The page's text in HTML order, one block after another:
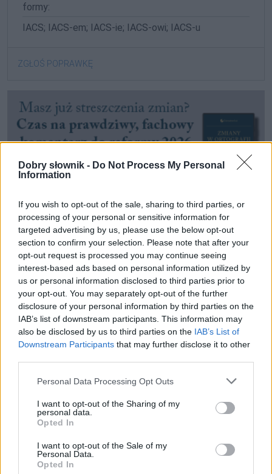
Dobry słownik - Do Not Process My Personal
Information
If you wish to opt-out of the sale, sharing to third parties, or
processing of your personal or sensitive information for
targeted advertising by us, please use the below opt-out
section to confirm your selection. Please note that after your
opt-out request is processed you may continue seeing
interest-based ads based on personal information utilized by
us or personal information disclosed to third parties prior to
your opt-out. You may separately opt-out of the further
disclosure of your personal information by third parties on the
IAB’s list of downstream participants. This information may
also be disclosed by us to third parties on the IAB’s List of
Downstream Participants that may further disclose it to other
Please note that this website/app uses one or more Google
not limited to your visit or usage behaviour. You may click to
grant or deny consent to Google and its third-party tags to
use your data for below specified purposes in below Google
consent section.
Personal Data Processing Opt Outs
I want to opt-out of the Sharing of my
personal data.
Opted In
I want to opt-out of the Sale of my
Personal Data.
Opted In
formy:
IACS; IACS-em; IACS-ie; IACS-owi; IACS-u
ZGŁOŚ POPRAWKĘ
Pozostały wątpliwości? Brakuje czegoś w haśle?
Zobacz, co zyskują abonenci Dobrego słownika.
SPRAWDŹ
Często sprawdzane
Gdy mówią o Ronaldzie
Pomoc przy aresztowaniu
Ciekawostki
triumwirat— Pochodzenie, znaczenie, pisownia słowa
triumwirat